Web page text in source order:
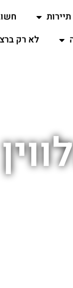
לא רק